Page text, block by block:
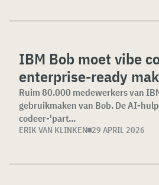
IBM Bob moet vibe
enterprise-ready
Ruim 80.000 medewerkers van
gebruikmaken van Bob. De AI-
codeer-'part...
ERIK VAN KLINKEN 29 APRIL 2026